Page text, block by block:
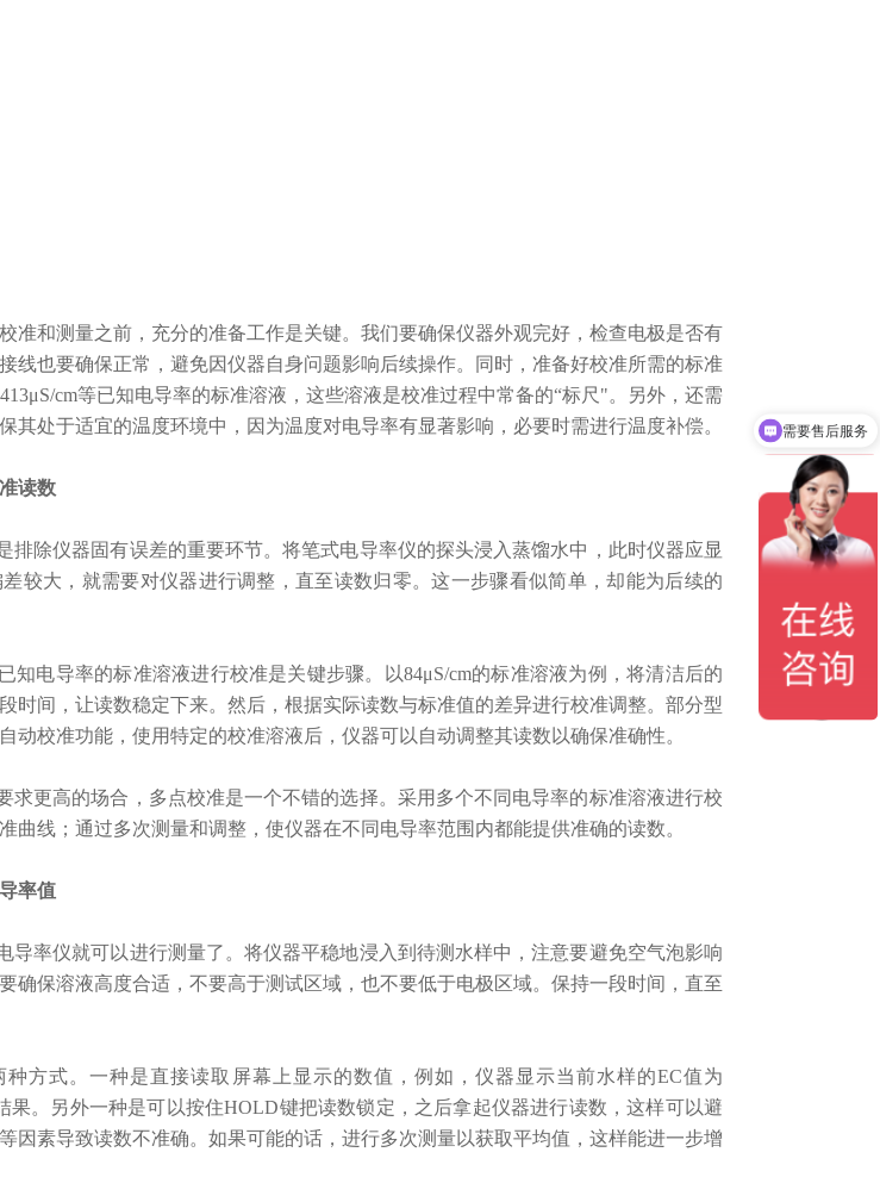
和测量之前，充分的准备工作是关键。我们要确保仪器外观完好，检查电极是否有
线也要确保正常，避免因仪器自身问题影响后续操作。同时，准备好校准所需的标准
cm等已知电导率的标准溶液，这些溶液是校准过程中常备的“标尺"。另外，还需
其处于适宜的温度环境中，因为温度对电导率有显著影响，必要时需进行温度补偿。
读数
排除仪器固有误差的重要环节。将笔式电导率仪的探头浸入蒸馏水中，此时仪器应显
差较大，就需要对仪器进行调整，直至读数归零。这一步骤看似简单，却能为后续的
知电导率的标准溶液进行校准是关键步骤。以84μS/cm的标准溶液为例，将清洁后的
时间，让读数稳定下来。然后，根据实际读数与标准值的差异进行校准调整。部分型
动校准功能，使用特定的校准溶液后，仪器可以自动调整其读数以确保准确性。
求更高的场合，多点校准是一个不错的选择。采用多个不同电导率的标准溶液进行校
曲线；通过多次测量和调整，使仪器在不同电导率范围内都能提供准确的读数。
率值
导率仪就可以进行测量了。将仪器平稳地浸入到待测水样中，注意要避免空气泡影响
确保溶液高度合适，不要高于测试区域，也不要低于电极区域。保持一段时间，直至
种方式。一种是直接读取屏幕上显示的数值，例如，仪器显示当前水样的EC值为
果。另外一种是可以按住HOLD键把读数锁定，之后拿起仪器进行读数，这样可以避
因素导致读数不准确。如果可能的话，进行多次测量以获取平均值，这样能进一步增
需要售后服务